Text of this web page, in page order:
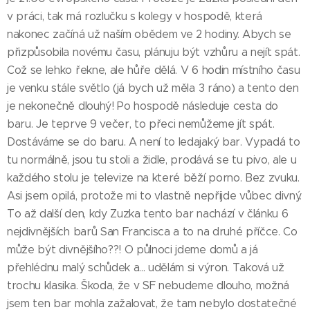
v práci, tak má rozlučku s kolegy v hospodě, která
nakonec začíná už naším obědem ve 2 hodiny. Abych se
přizpůsobila novému času, plánuju být vzhůru a nejít spát.
Což se lehko řekne, ale hůře dělá. V 6 hodin místního času
je venku stále světlo (já bych už měla 3 ráno) a tento den
je nekonečně dlouhý! Po hospodě následuje cesta do
baru. Je teprve 9 večer, to přeci nemůžeme jít spát.
Dostáváme se do baru. A není to ledajaký bar. Vypadá to
tu normálně, jsou tu stoli a židle, prodává se tu pivo, ale u
každého stolu je televize na které běží porno. Bez zvuku.
Asi jsem opilá, protože mi to vlastně nepřijde vůbec divný.
To až další den, kdy Zuzka tento bar nachází v článku 6
nejdivnějších barů San Francisca a to na druhé příčce. Co
může být divnějšího??! O půlnoci jdeme domů a já
přehlédnu malý schůdek a... udělám si výron. Taková už
trochu klasika. Škoda, že v SF nebudeme dlouho, možná
jsem ten bar mohla zažalovat, že tam nebylo dostatečné